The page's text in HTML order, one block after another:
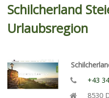
Schilcherland
Urlaubsregion
+43
8530